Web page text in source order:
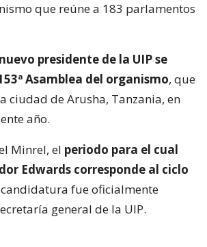
que reúne a 183 parlamentos
presidente de la UIP se
Asamblea del organismo, que
ciudad de Arusha, Tanzania, en
año.
Minrel, el periodo para el cual
Edwards corresponde al ciclo
candidatura fue oficialmente
general de la UIP.